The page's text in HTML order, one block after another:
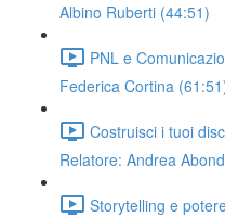
Albino Ruberti (44:51)
PNL e
Federica Cortina
Costruisci i tuoi
Relatore: Andrea
Storytelling e